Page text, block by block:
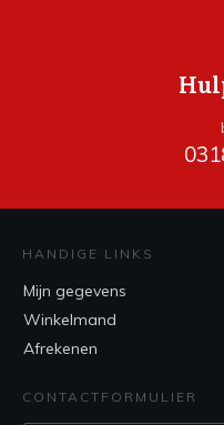
HANDIGE LINKS
Mijn gegevens
Winkelmand
Afrekenen
CONTACTFORMULIER